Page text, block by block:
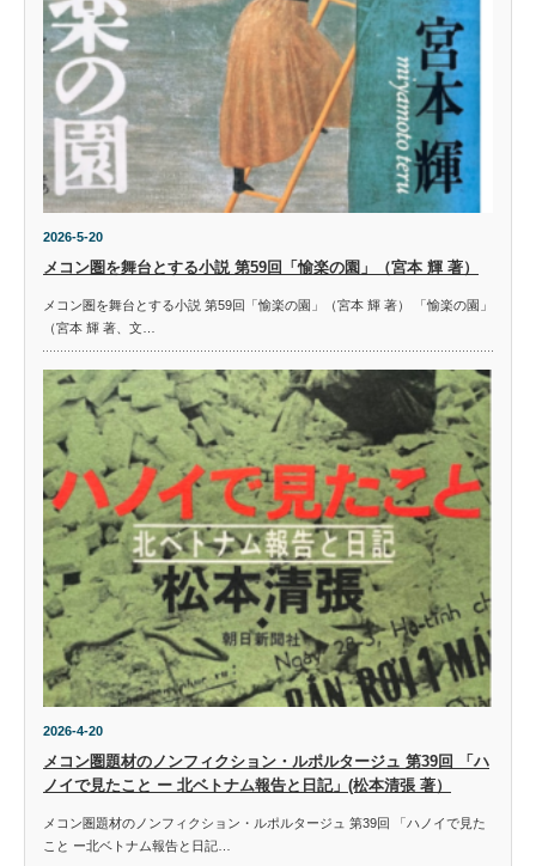
2026-5-20
メコン圏を舞台とする小説 第59回「愉楽の園」（宮本 輝 著）
メコン圏を舞台とする小説 第59回「愉楽の園」（宮本 輝 著） 「愉楽の園」
（宮本 輝 著、文…
2026-4-20
メコン圏題材のノンフィクション・ルポルタージュ 第39回 「ハ
ノイで見たこと ー 北ベトナム報告と日記」(松本清張 著）
メコン圏題材のノンフィクション・ルポルタージュ 第39回 「ハノイで見た
こと ー北ベトナム報告と日記…